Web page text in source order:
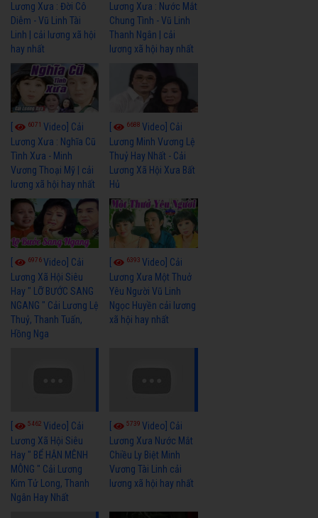
Lương Xưa : Đời Cô
Diễm - Vũ Linh Tài
Linh | cải lương xã hội
hay nhất
Lương Xưa : Nước Mắt
Chung Tình - Vũ Linh
Thanh Ngân | cải
lương xã hội hay nhất
6071 Video] Cải
Lương Xưa : Nghĩa Cũ
Tình Xưa - Minh
Vương Thoại Mỹ | cải
lương xã hội hay nhất
6688Video] Cải
Lương Minh Vương Lệ
Thuỷ Hay Nhất - Cải
Lương Xã Hội Xưa Bất
Hủ
6976Video] Cải
Lương Xã Hội Siêu
Hay " LỠ BƯỚC SANG
NGANG " Cải Lương Lệ
Thuỷ, Thanh Tuấn,
Hồng Nga
6393Video] Cải
Lương Xưa Một Thuở
Yêu Người Vũ Linh
Ngọc Huyền cải lương
xã hội hay nhất
5462 Video] Cải
Lương Xã Hội Siêu
Hay " BỂ HẬN MÊNH
MÔNG " Cải Lương
Kim Tử Long, Thanh
Ngân Hay Nhất
5739Video] Cải
Lương Xưa Nước Mắt
Chiều Ly Biệt Minh
Vương Tài Linh cải
lương xã hội hay nhất